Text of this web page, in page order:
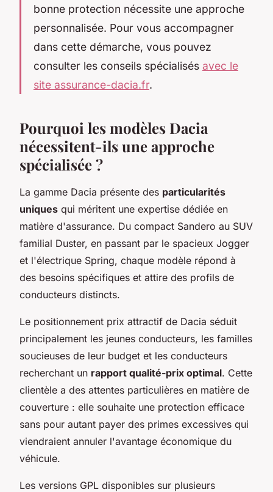
bonne protection nécessite une approche
personnalisée. Pour vous accompagner
dans cette démarche, vous pouvez
consulter les conseils spécialisés avec le
site assurance-dacia.fr.
Pourquoi les modèles Dacia
nécessitent-ils une approche
spécialisée ?
La gamme Dacia présente des particularités
uniques qui méritent une expertise dédiée en
matière d'assurance. Du compact Sandero au SUV
familial Duster, en passant par le spacieux Jogger
et l'électrique Spring, chaque modèle répond à
des besoins spécifiques et attire des profils de
conducteurs distincts.
Le positionnement prix attractif de Dacia séduit
principalement les jeunes conducteurs, les familles
soucieuses de leur budget et les conducteurs
recherchant un rapport qualité-prix optimal. Cette
clientèle a des attentes particulières en matière de
couverture : elle souhaite une protection efficace
sans pour autant payer des primes excessives qui
viendraient annuler l'avantage économique du
véhicule.
Les versions GPL disponibles sur plusieurs